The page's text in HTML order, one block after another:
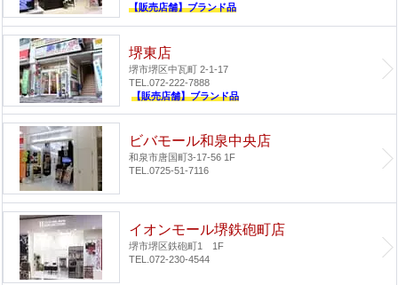
【販売店舗】ブランド品
堺東店
堺市堺区中瓦町 2-1-17
TEL.072-222-7888
【販売店舗】ブランド品
ビバモール和泉中央店
和泉市唐国町3-17-56 1F
TEL.0725-51-7116
イオンモール堺鉄砲町店
堺市堺区鉄砲町1 1F
TEL.072-230-4544